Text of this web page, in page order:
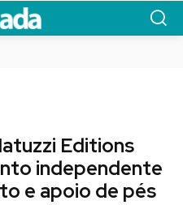
Editions
independente
e apoio de pés